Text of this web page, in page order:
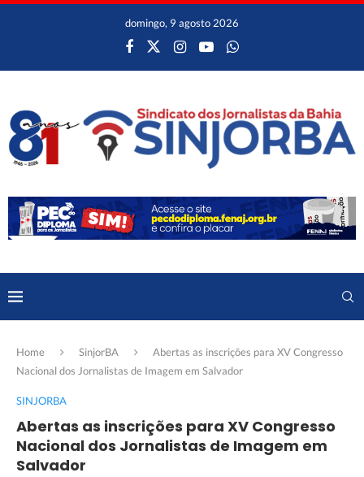
domingo, 9 agosto 2026
Home SinjorBA
Abertas as inscrições para XV Congresso
Nacional dos Jornalistas de Imagem em Salvador
SINJORBA
Abertas as inscrições para XV Congresso
Nacional dos Jornalistas de Imagem em
Salvador